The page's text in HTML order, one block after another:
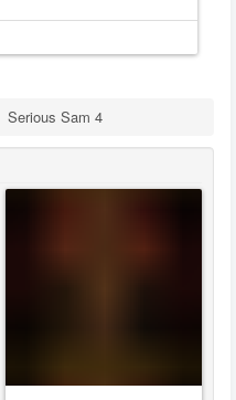
Serious Sam 4